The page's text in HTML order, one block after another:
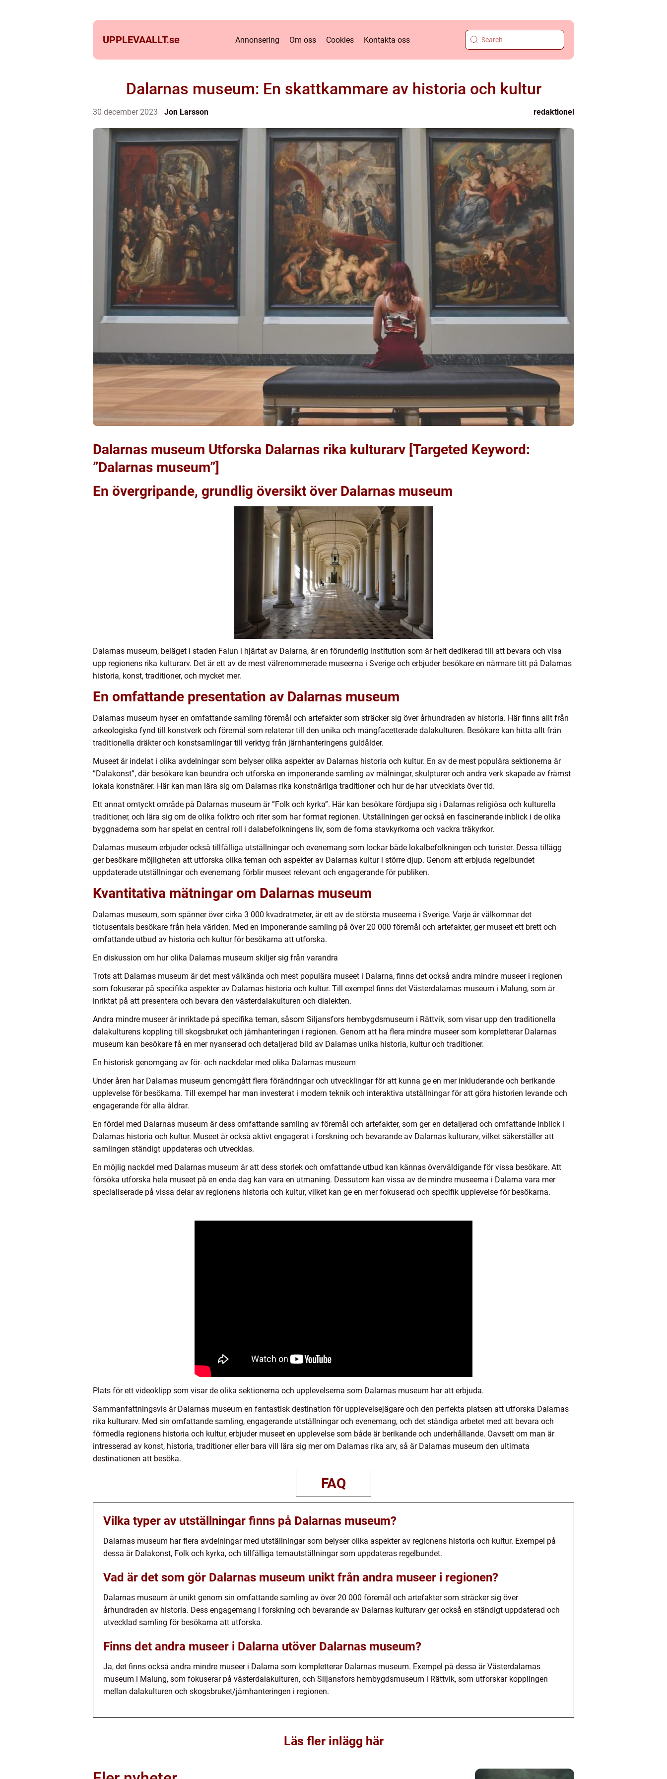
UPPLEVAALLT.se Annonsering Om oss Cookies Kontakta oss
Dalarnas museum: En skattkammare av historia och kultur
30 december 2023 Jon Larsson redaktionel
Dalarnas museum Utforska Dalarnas rika kulturarv [Targeted Keyword:
”Dalarnas museum”]
En övergripande, grundlig översikt över Dalarnas museum
Dalarnas museum, beläget i staden Falun i hjärtat av Dalarna, är en förunderlig institution som är helt dedikerad till att bevara och visa
upp regionens rika kulturarv. Det är ett av de mest välrenommerade museerna i Sverige och erbjuder besökare en närmare titt på Dalarnas
historia, konst, traditioner, och mycket mer.
En omfattande presentation av Dalarnas museum
Dalarnas museum hyser en omfattande samling föremål och artefakter som sträcker sig över århundraden av historia. Här finns allt från
arkeologiska fynd till konstverk och föremål som relaterar till den unika och mångfacetterade dalakulturen. Besökare kan hitta allt från
traditionella dräkter och konstsamlingar till verktyg från järnhanteringens guldålder.
Museet är indelat i olika avdelningar som belyser olika aspekter av Dalarnas historia och kultur. En av de mest populära sektionerna är
”Dalakonst”, där besökare kan beundra och utforska en imponerande samling av målningar, skulpturer och andra verk skapade av främst
lokala konstnärer. Här kan man lära sig om Dalarnas rika konstnärliga traditioner och hur de har utvecklats över tid.
Ett annat omtyckt område på Dalarnas museum är ”Folk och kyrka”. Här kan besökare fördjupa sig i Dalarnas religiösa och kulturella
traditioner, och lära sig om de olika folktro och riter som har format regionen. Utställningen ger också en fascinerande inblick i de olika
byggnaderna som har spelat en central roll i dalabefolkningens liv, som de forna stavkyrkorna och vackra träkyrkor.
Dalarnas museum erbjuder också tillfälliga utställningar och evenemang som lockar både lokalbefolkningen och turister. Dessa tillägg
ger besökare möjligheten att utforska olika teman och aspekter av Dalarnas kultur i större djup. Genom att erbjuda regelbundet
uppdaterade utställningar och evenemang förblir museet relevant och engagerande för publiken.
Kvantitativa mätningar om Dalarnas museum
Dalarnas museum, som spänner över cirka 3 000 kvadratmeter, är ett av de största museerna i Sverige. Varje år välkomnar det
tiotusentals besökare från hela världen. Med en imponerande samling på över 20 000 föremål och artefakter, ger museet ett brett och
omfattande utbud av historia och kultur för besökarna att utforska.
En diskussion om hur olika Dalarnas museum skiljer sig från varandra
Trots att Dalarnas museum är det mest välkända och mest populära museet i Dalarna, finns det också andra mindre museer i regionen
som fokuserar på specifika aspekter av Dalarnas historia och kultur. Till exempel finns det Västerdalarnas museum i Malung, som är
inriktat på att presentera och bevara den västerdalakulturen och dialekten.
Andra mindre museer är inriktade på specifika teman, såsom Siljansfors hembygdsmuseum i Rättvik, som visar upp den traditionella
dalakulturens koppling till skogsbruket och järnhanteringen i regionen. Genom att ha flera mindre museer som kompletterar Dalarnas
museum kan besökare få en mer nyanserad och detaljerad bild av Dalarnas unika historia, kultur och traditioner.
En historisk genomgång av för- och nackdelar med olika Dalarnas museum
Under åren har Dalarnas museum genomgått flera förändringar och utvecklingar för att kunna ge en mer inkluderande och berikande
upplevelse för besökarna. Till exempel har man investerat i modern teknik och interaktiva utställningar för att göra historien levande och
engagerande för alla åldrar.
En fördel med Dalarnas museum är dess omfattande samling av föremål och artefakter, som ger en detaljerad och omfattande inblick i
Dalarnas historia och kultur. Museet är också aktivt engagerat i forskning och bevarande av Dalarnas kulturarv, vilket säkerställer att
samlingen ständigt uppdateras och utvecklas.
En möjlig nackdel med Dalarnas museum är att dess storlek och omfattande utbud kan kännas överväldigande för vissa besökare. Att
försöka utforska hela museet på en enda dag kan vara en utmaning. Dessutom kan vissa av de mindre museerna i Dalarna vara mer
specialiserade på vissa delar av regionens historia och kultur, vilket kan ge en mer fokuserad och specifik upplevelse för besökarna.
Plats för ett videoklipp som visar de olika sektionerna och upplevelserna som Dalarnas museum har att erbjuda.
Sammanfattningsvis är Dalarnas museum en fantastisk destination för upplevelsejägare och den perfekta platsen att utforska Dalarnas
rika kulturarv. Med sin omfattande samling, engagerande utställningar och evenemang, och det ständiga arbetet med att bevara och
förmedla regionens historia och kultur, erbjuder museet en upplevelse som både är berikande och underhållande. Oavsett om man är
intresserad av konst, historia, traditioner eller bara vill lära sig mer om Dalarnas rika arv, så är Dalarnas museum den ultimata
destinationen att besöka.
FAQ
Vilka typer av utställningar finns på Dalarnas museum?
Dalarnas museum har flera avdelningar med utställningar som belyser olika aspekter av regionens historia och kultur. Exempel på
dessa är Dalakonst, Folk och kyrka, och tillfälliga temautställningar som uppdateras regelbundet.
Vad är det som gör Dalarnas museum unikt från andra museer i regionen?
Dalarnas museum är unikt genom sin omfattande samling av över 20 000 föremål och artefakter som sträcker sig över
århundraden av historia. Dess engagemang i forskning och bevarande av Dalarnas kulturarv ger också en ständigt uppdaterad och
utvecklad samling för besökarna att utforska.
Finns det andra museer i Dalarna utöver Dalarnas museum?
Ja, det finns också andra mindre museer i Dalarna som kompletterar Dalarnas museum. Exempel på dessa är Västerdalarnas
museum i Malung, som fokuserar på västerdalakulturen, och Siljansfors hembygdsmuseum i Rättvik, som utforskar kopplingen
mellan dalakulturen och skogsbruket/järnhanteringen i regionen.
Läs fler inlägg här